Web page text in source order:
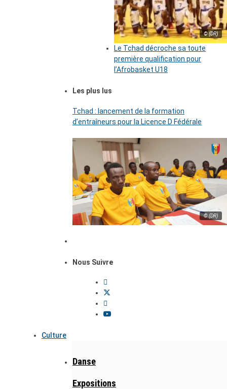
© (DR)
Le Tchad décroche sa toute
première qualification pour
l’Afrobasket U18
Les plus lus
Tchad : lancement de la formation
d’entraîneurs pour la Licence D Fédérale
© (DR)
Nous Suivre
Culture
Danse
Expositions